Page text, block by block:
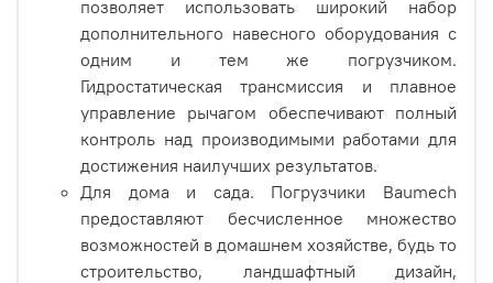
позволяет использовать широкий набор
дополнительного навесного оборудования с
одним и тем же погрузчиком.
Гидростатическая трансмиссия и плавное
управление рычагом обеспечивают полный
контроль над производимыми работами для
достижения наилучших результатов.
Для дома и сада. Погрузчики Baumech
предоставляют бесчисленное множество
возможностей в домашнем хозяйстве, будь то
строительство, ландшафтный дизайн,